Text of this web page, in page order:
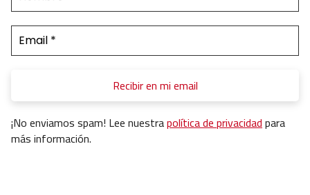
¡No enviamos spam! Lee nuestrapolítica de privacidadpara
más información.